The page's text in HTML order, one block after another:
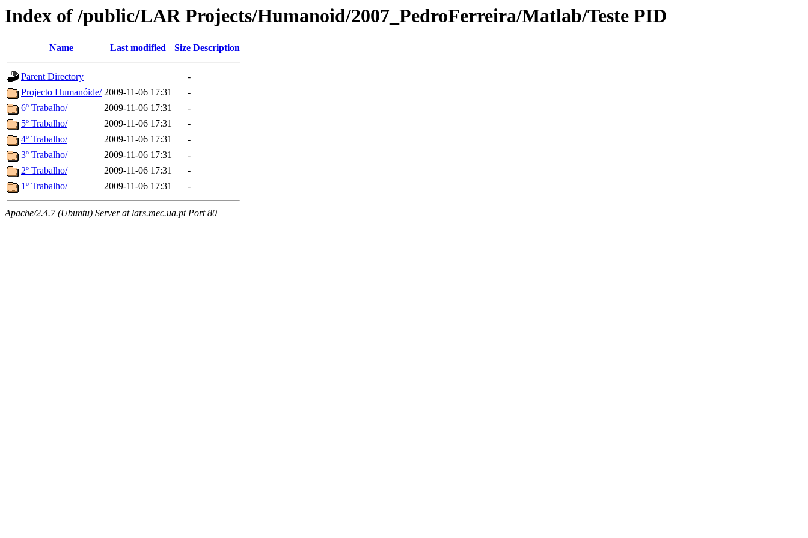
Index of /public/LAR Projects/Humanoid/2007_PedroFerreira/Matlab/Teste PID
Name Last modified Size Description
Parent Directory
-
Projecto Humanóide/ 2009-11-06 17:31
-
6º Trabalho/
2009-11-06 17:31
-
5º Trabalho/
2009-11-06 17:31
-
4º Trabalho/
2009-11-06 17:31
-
3º Trabalho/
2009-11-06 17:31
-
2º Trabalho/
2009-11-06 17:31
-
1º Trabalho/
2009-11-06 17:31 -
Apache/2.4.7 (Ubuntu) Server at lars.mec.ua.pt Port 80